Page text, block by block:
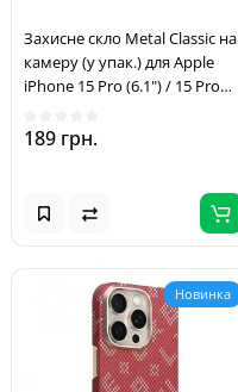
Захисне скло Metal Classic на
камеру (у упак.) для Apple
iPhone 15 Pro (6.1") / 15 Pro
Gray
189 грн.
Новинка